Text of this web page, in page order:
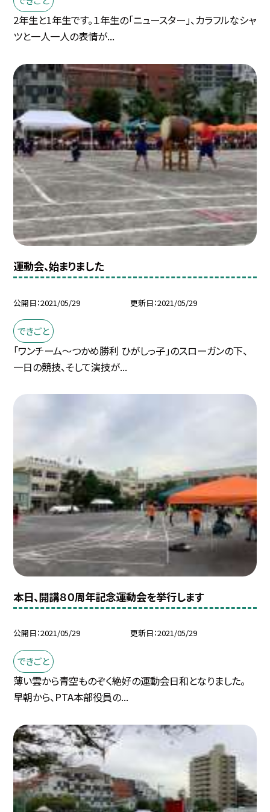
2年生と1年生です。１年生の「ニュースター」、カラフルなシャ
ツと一人一人の表情が...
運動会、始まりました
公開日 2021/05/29 更新日 2021/05/29
できごと
「ワンチーム〜つかめ勝利 ひがしっ子」のスローガンの下、
一日の競技、そして演技が...
本日、開講８０周年記念運動会を挙行します
公開日 2021/05/29 更新日 2021/05/29
できごと
薄い雲から青空ものぞく絶好の運動会日和となりました。
早朝から、PTA本部役員の...